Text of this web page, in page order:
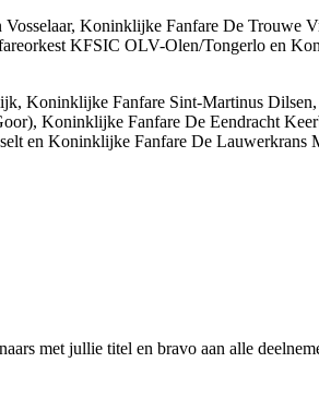
Koninklijke Fanfare De Trouwe
KFSIC OLV-Olen/Tongerlo en
Koninklijke Fanfare Sint-Martinus Dilsen,
Koninklijke Fanfare De Eendracht
en Koninklijke Fanfare De Lauwerkrans
met jullie titel en bravo aan alle